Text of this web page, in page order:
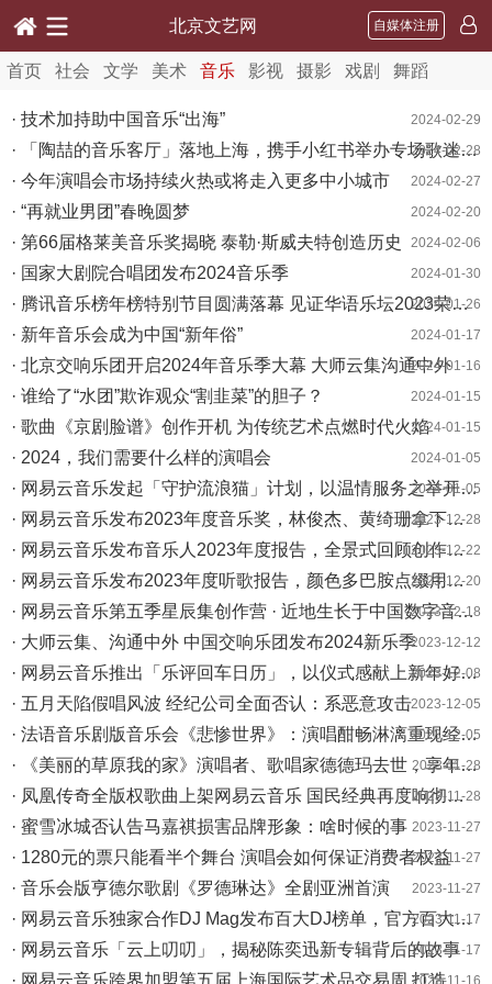
北京文艺网 自媒体注册
首页 社会 文学 美术 音乐 影视 摄影 戏剧 舞蹈
· 技术加持助中国音乐“出海” 2024-02-29
· 「陶喆的音乐客厅」落地上海，携手小红书举办专场歌迷音乐会
2024-02-28
· 今年演唱会市场持续火热或将走入更多中小城市 2024-02-27
· “再就业男团”春晚圆梦 2024-02-20
· 第66届格莱美音乐奖揭晓 泰勒·斯威夫特创造历史 2024-02-06
· 国家大剧院合唱团发布2024音乐季 2024-01-30
· 腾讯音乐榜年榜特别节目圆满落幕 见证华语乐坛2023荣誉归属
2024-01-26
· 新年音乐会成为中国“新年俗” 2024-01-17
· 北京交响乐团开启2024年音乐季大幕 大师云集沟通中外
2024-01-16
· 谁给了“水团”欺诈观众“割韭菜”的胆子？ 2024-01-15
· 歌曲《京剧脸谱》创作开机 为传统艺术点燃时代火焰2024-01-15
· 2024，我们需要什么样的演唱会 2024-01-05
· 网易云音乐发起「守护流浪猫」计划，以温情服务之举开启新年
2024-01-05
· 网易云音乐发布2023年度音乐奖，林俊杰、黄绮珊拿下年度男女艺人大奖
2023-12-28
· 网易云音乐发布音乐人2023年度报告，全景式回顾创作、播放及互动信息
2023-12-22
· 网易云音乐发布2023年度听歌报告，颜色多巴胺点缀用户音乐故事
2023-12-20
· 网易云音乐第五季星辰集创作营 · 近地生长于中国数字音乐基地开营
2023-12-18
· 大师云集、沟通中外 中国交响乐团发布2024新乐季2023-12-12
· 网易云音乐推出「乐评回车日历」，以仪式感献上新年好运祝福
2023-12-08
· 五月天陷假唱风波 经纪公司全面否认：系恶意攻击2023-12-05
· 法语音乐剧版音乐会《悲惨世界》：演唱酣畅淋漓重现经典魅力
2023-12-05
· 《美丽的草原我的家》演唱者、歌唱家德德玛去世，享年76岁
2023-11-28
· 凤凰传奇全版权歌曲上架网易云音乐 国民经典再度响彻云村
2023-11-28
· 蜜雪冰城否认告马嘉祺损害品牌形象：啥时候的事 2023-11-27
· 1280元的票只能看半个舞台 演唱会如何保证消费者权益
2023-11-27
· 音乐会版亨德尔歌剧《罗德琳达》全剧亚洲首演 2023-11-27
· 网易云音乐独家合作DJ Mag发布百大DJ榜单，官方百大DJ歌单播放量突破1亿
2023-11-17
· 网易云音乐「云上叨叨」，揭秘陈奕迅新专辑背后的故事
2023-11-17
· 网易云音乐跨界加盟第五届上海国际艺术品交易周 打造潮流电音体验
2023-11-16